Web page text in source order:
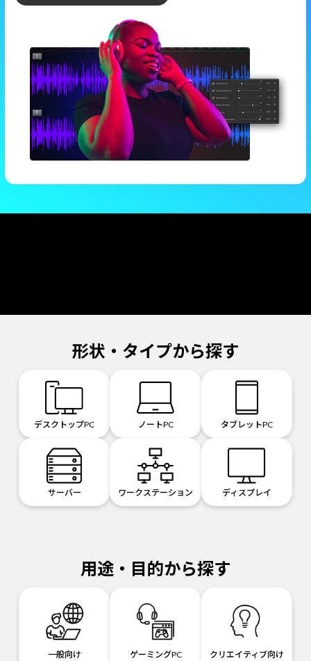
形状・タイプから探す
デスクトップPC ノートPC タブレットPC
サーバー ワークステーション ディスプレイ
用途・目的から探す
一般向け
ゲーミングPC
クリエイティブ向け